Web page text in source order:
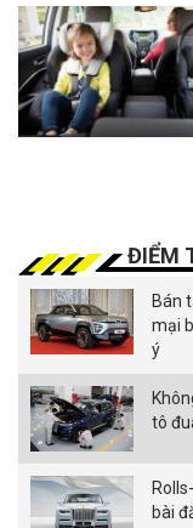
ĐIỂM
Bán
mại
ý
tô
bài